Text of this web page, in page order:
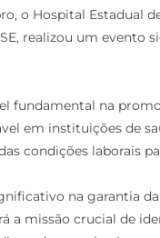
, o Hospital Estadual
realizou um
fundamental na
em instituições de
condições laborais
na garantia
á a missão crucial de